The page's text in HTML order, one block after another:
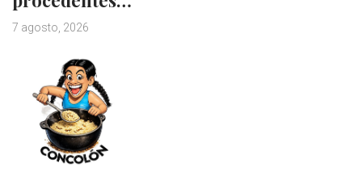
7 agosto, 2026